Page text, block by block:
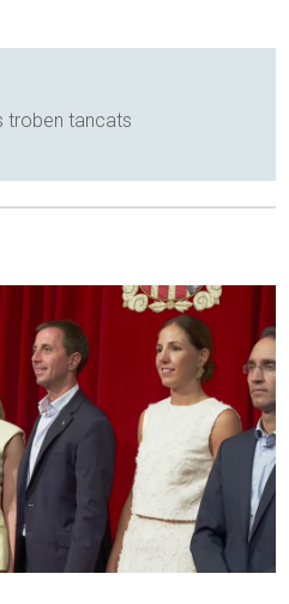
troben tancats